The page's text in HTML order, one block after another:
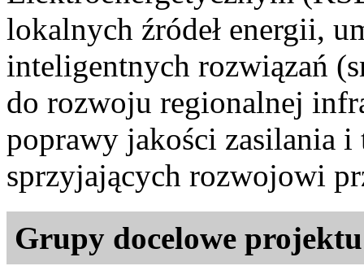
lokalnych źródeł energii,
inteligentnych rozwiązań
do rozwoju regionalnej
poprawy jakości zasilania
sprzyjających rozwojowi
Grupy docelowe